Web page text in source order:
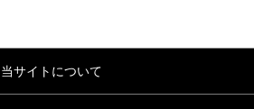
当サイトについて